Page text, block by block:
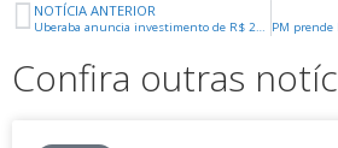
NOTÍCIA ANTERIOR
Uberaba anuncia investimento de R$ 202 milhões da chinesa Guofuhee durante missão oficial na China
Confira outras